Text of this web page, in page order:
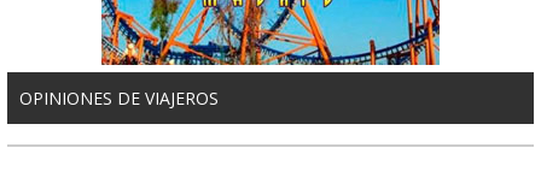
OPINIONES DE VIAJEROS